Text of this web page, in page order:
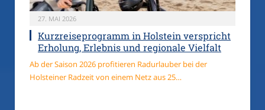
27. MAI 2026
Kurzreiseprogramm in Holstein verspricht
Erholung, Erlebnis und regionale Vielfalt
Ab der Saison 2026 profitieren Radurlauber bei der
Holsteiner Radzeit von einem Netz aus 25…